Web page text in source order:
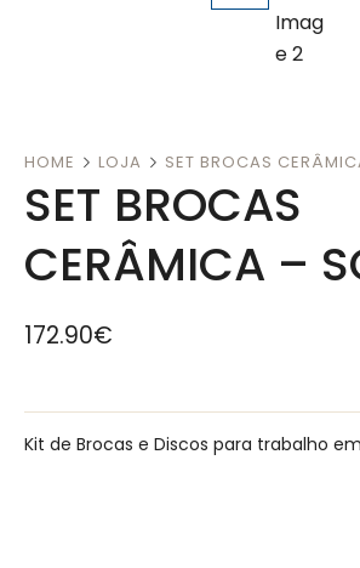
HOME LOJA SET BROCAS
SET BROCAS
CERÂMICA –
172.90€
Kit de Brocas e Discos para trabalho